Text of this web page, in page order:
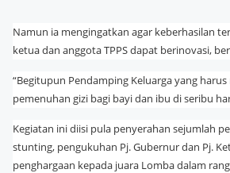
Namun ia mengingatkan agar keberhasilan
ketua dan anggota TPPS dapat berinovasi,
“Begitupun Pendamping Keluarga yang
pemenuhan gizi bagi bayi dan ibu di seribu
Kegiatan ini diisi pula penyerahan sejumlah
stunting, pengukuhan Pj. Gubernur dan Pj.
penghargaan kepada juara Lomba dalam